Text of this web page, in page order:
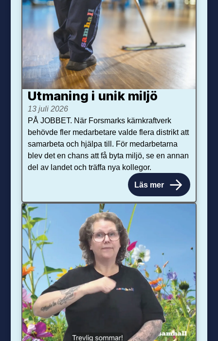
Utmaning i unik miljö
13 juli 2026
PÅ JOBBET. När Forsmarks kärnkraftverk
behövde fler medarbetare valde flera distrikt att
samarbeta och hjälpa till. För medarbetarna
blev det en chans att få byta miljö, se en annan
del av landet och träffa nya kollegor.
Läs mer